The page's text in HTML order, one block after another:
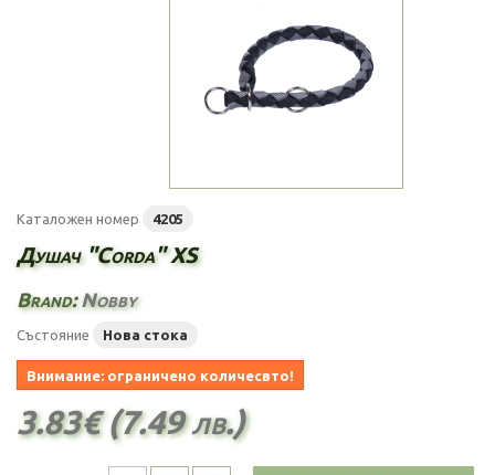
Каталожен номер 4205
Душач "Corda" XS
Brand:Nobby
Състояние Нова стока
Внимание: ограничено количесвто!
3.83€ (7.49 лв.)